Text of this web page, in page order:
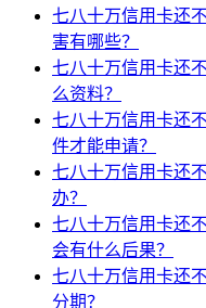
七八十万信用卡还
害有哪些？
七八十万信用卡还
么资料？
七八十万信用卡还
件才能申请？
七八十万信用卡还
办？
七八十万信用卡还
会有什么后果？
七八十万信用卡还
分期？